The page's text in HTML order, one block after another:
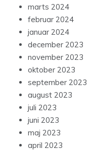
marts 2024
februar 2024
januar 2024
december 2023
november 2023
oktober 2023
september 2023
august 2023
juli 2023
juni 2023
maj 2023
april 2023